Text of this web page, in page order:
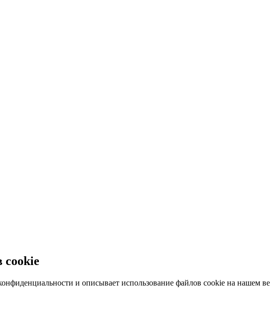
cookie
и описывает использование файлов cookie на нашем